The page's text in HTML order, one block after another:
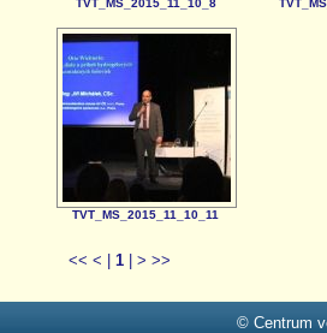
TVT_MS_2015_11_10_8
TVT_MS_2015_11_10_11
<< < 1 > >>
© Centrum